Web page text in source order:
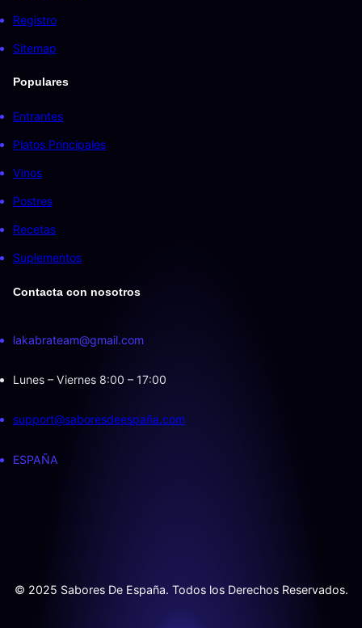
Registro
Sitemap
Populares
Entrantes
Platos Principales
Vinos
Postres
Recetas
Suplementos
Contacta con nosotros
lakabrateam@gmail.com
Lunes – Viernes 8:00 – 17:00
support@saboresdeespaña.com
ESPAÑA
© 2025 Sabores De España. Todos los Derechos Reservados.